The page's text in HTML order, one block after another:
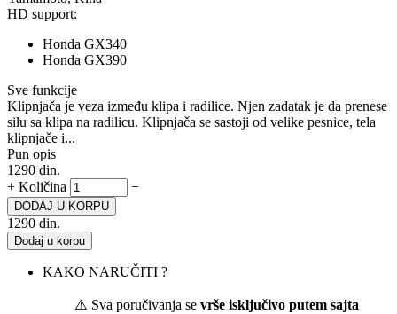
HD support:
Honda GX340
Honda GX390
Sve funkcije
Klipnjača je veza između klipa i radilice. Njen zadatak je da prenese
silu sa klipa na radilicu. Klipnjača se sastoji od velike pesnice, tela
klipnjače i...
Pun opis
1290 din.
+ Količina −
DODAJ U KORPU
1290 din.
Dodaj u korpu
KAKO NARUČITI ?
⚠️ Sva poručivanja se vrše isključivo putem sajta